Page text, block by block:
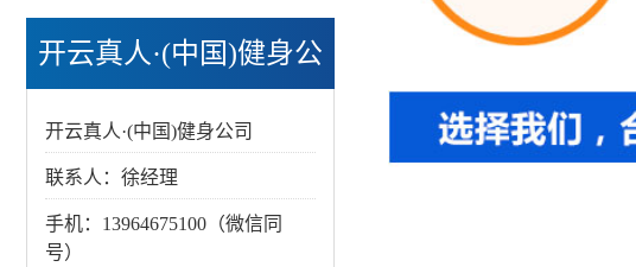
开云真人·(中国)健身公
司
开云真人·(中国)健身公司
联系人：徐经理
手机：13964675100（微信同
号）